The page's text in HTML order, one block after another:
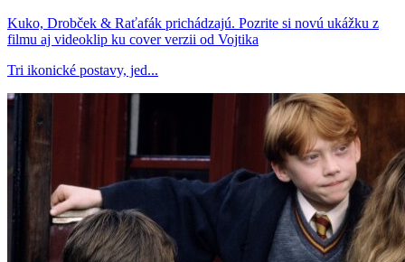
Kuko, Drobček & Raťafák prichádzajú. Pozrite si novú ukážku z
filmu aj videoklip ku cover verzii od Vojtika
Tri ikonické postavy, jed...